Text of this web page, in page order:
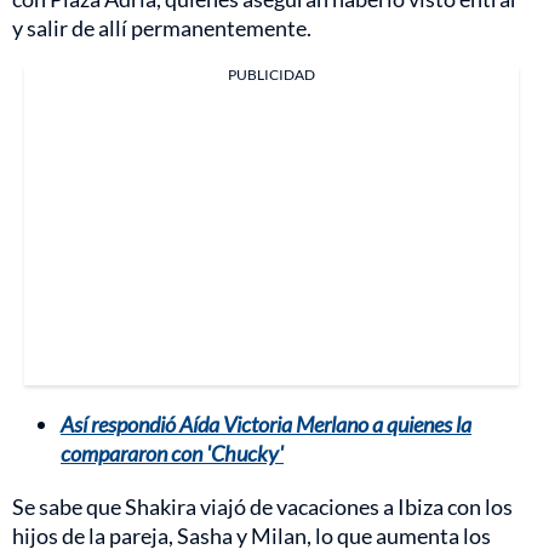
y salir de allí permanentemente.
PUBLICIDAD
Así respondió Aída Victoria Merlano a quienes la
compararon con 'Chucky'
Se sabe que Shakira viajó de vacaciones a Ibiza con los
hijos de la pareja, Sasha y Milan, lo que aumenta los